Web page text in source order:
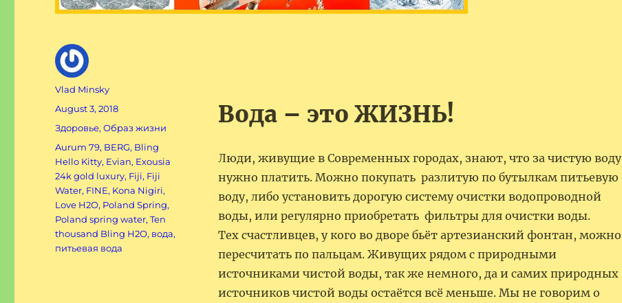
Вода – это ЖИЗНЬ!
Люди, живущие в Современных городах, знают, что за чистую воду
нужно платить. Можно покупать разлитую по бутылкам питьевую
воду, либо установить дорогую систему очистки водопроводной
воды, или регулярно приобретать фильтры для очистки воды.
Тех счастливцев, у кого во дворе бьёт артезианский фонтан, можно
пересчитать по пальцам. Живущих рядом с природными
источниками чистой воды, так же немного, да и самих природных
источников чистой воды остаётся всё меньше. Мы не говорим о
Author
Vlad Minsky
Posted
on
August 3, 2018
Categories
Здоровье,Образ жизни
Tags
Aurum 79, BERG, Bling
Hello Kitty, Evian, Exousia
24k gold luxury, Fiji, Fiji
Water, FINE, Kоna Nigiri,
Lоve H2O, Poland Spring,
Poland spring water,Ten
thousand Bling H2O, вода,
питьевая вода